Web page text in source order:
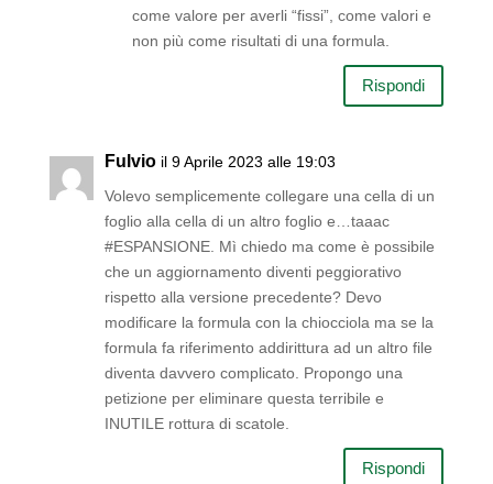
come valore per averli “fissi”, come valori e
non più come risultati di una formula.
Rispondi
Fulvio il 9 Aprile 2023 alle 19:03
Volevo semplicemente collegare una cella di un
foglio alla cella di un altro foglio e…taaac
#ESPANSIONE. Mì chiedo ma come è possibile
che un aggiornamento diventi peggiorativo
rispetto alla versione precedente? Devo
modificare la formula con la chiocciola ma se la
formula fa riferimento addirittura ad un altro file
diventa davvero complicato. Propongo una
petizione per eliminare questa terribile e
INUTILE rottura di scatole.
Rispondi